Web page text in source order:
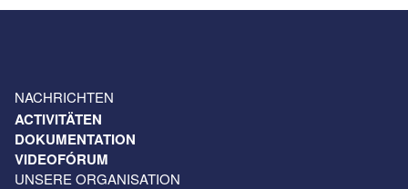
NACHRICHTEN
ACTIVITÄTEN
DOKUMENTATION
VIDEOFÓRUM
UNSERE ORGANISATION